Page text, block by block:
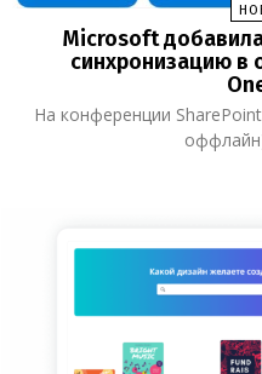
Microsoft
синхронизацию в
На конференции